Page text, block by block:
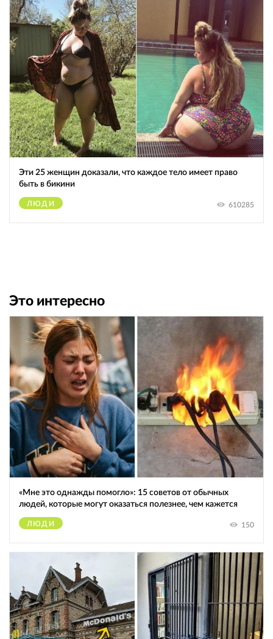
Эти 25 женщин доказали, что каждое тело имеет право
быть в бикини
ЛЮДИ 610285
Это интересно
«Мне это однажды помогло»: 15 советов от обычных
людей, которые могут оказаться полезнее, чем кажется
ЛЮДИ 150